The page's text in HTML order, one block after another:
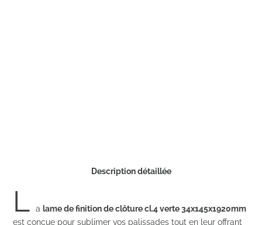
Description détaillée
L alame de finition de clôture cl.4 verte 34x145x1920mm
est conçue pour sublimer vos palissades tout en leur offrant